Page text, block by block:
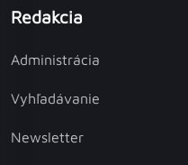
Redakcia
Administrácia
Vyhľadávanie
Newsletter